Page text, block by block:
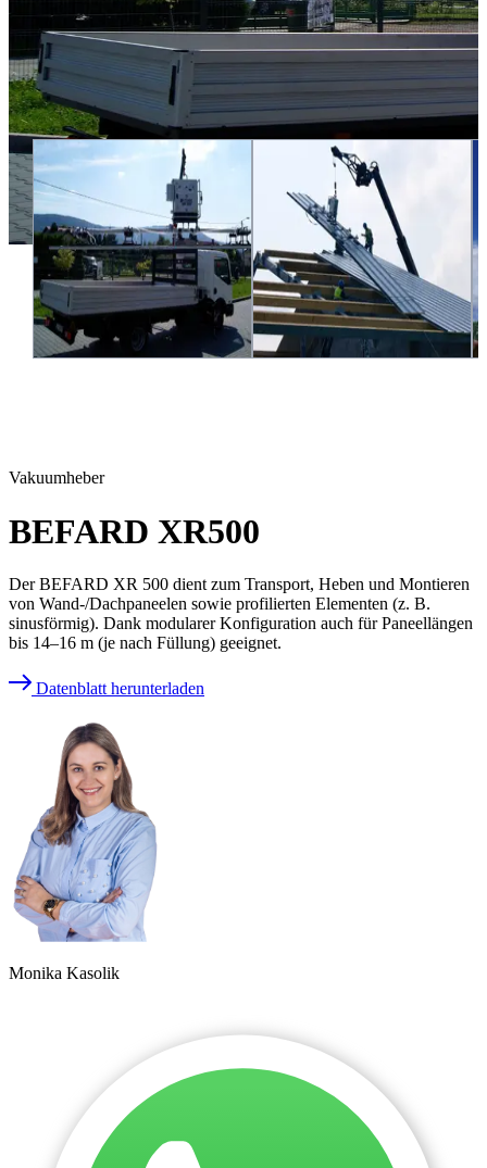
Vakuumheber
BEFARD XR500
Der BEFARD XR 500 dient zum Transport, Heben und Montieren
von Wand-/Dachpaneelen sowie profilierten Elementen (z. B.
sinusförmig). Dank modularer Konfiguration auch für Paneellängen
bis 14–16 m (je nach Füllung) geeignet.
Datenblatt herunterladen
Monika Kasolik